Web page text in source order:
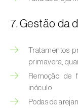
7. Gestão da
Tratamentos
primavera,
Remoção de
inóculo
Podas de